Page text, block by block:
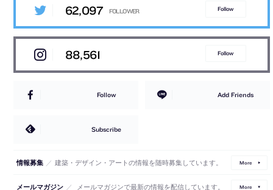
62,097 Follow
88,561 Follow
Follow Add Friends
Subscribe
情報募集 ／ 建築・デザイン・アートの情報を随時募集しています。 More
メールマガジン ／ メールマガジンで最新の情報を配信しています。 More